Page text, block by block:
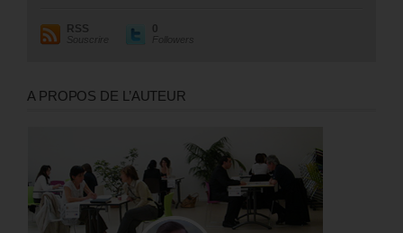
RSS
Souscrire
0
Followers
A PROPOS DE L’AUTEUR